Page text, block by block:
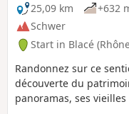
25,09 km
+632
Schwer
Start in Blacé
Randonnez sur ce
découverte du
panoramas, ses